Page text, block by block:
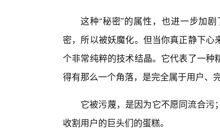
这种“秘密”的属性，也进一步加
密，所以被妖魔化。但当你真正静下
个非常纯粹的技术结晶。它代表了一
得有那么一个角落，是完全属于用户、
它被污蔑，是因为它不愿同流合
收割用户的巨头们的蛋糕。